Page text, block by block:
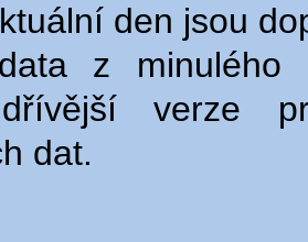
den jsou
z minulého
verze
dat.